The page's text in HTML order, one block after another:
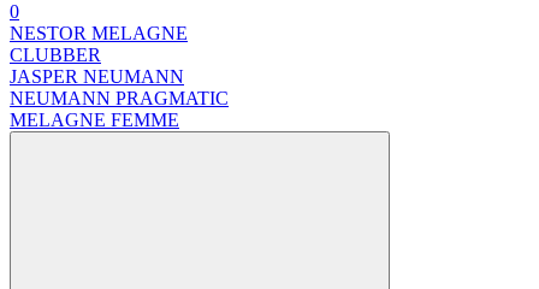
0
NESTOR MELAGNE
CLUBBER
JASPER NEUMANN
NEUMANN PRAGMATIC
MELAGNE FEMME